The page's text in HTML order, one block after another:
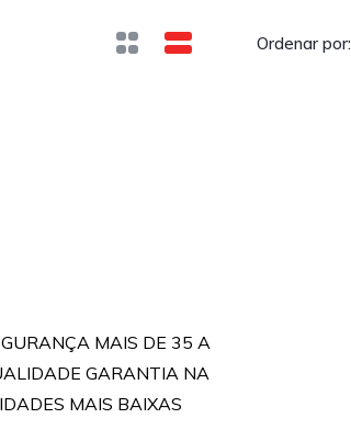
Ordenar por:
MAIS DE 35 A
GARANTIA NA
MAIS BAIXAS